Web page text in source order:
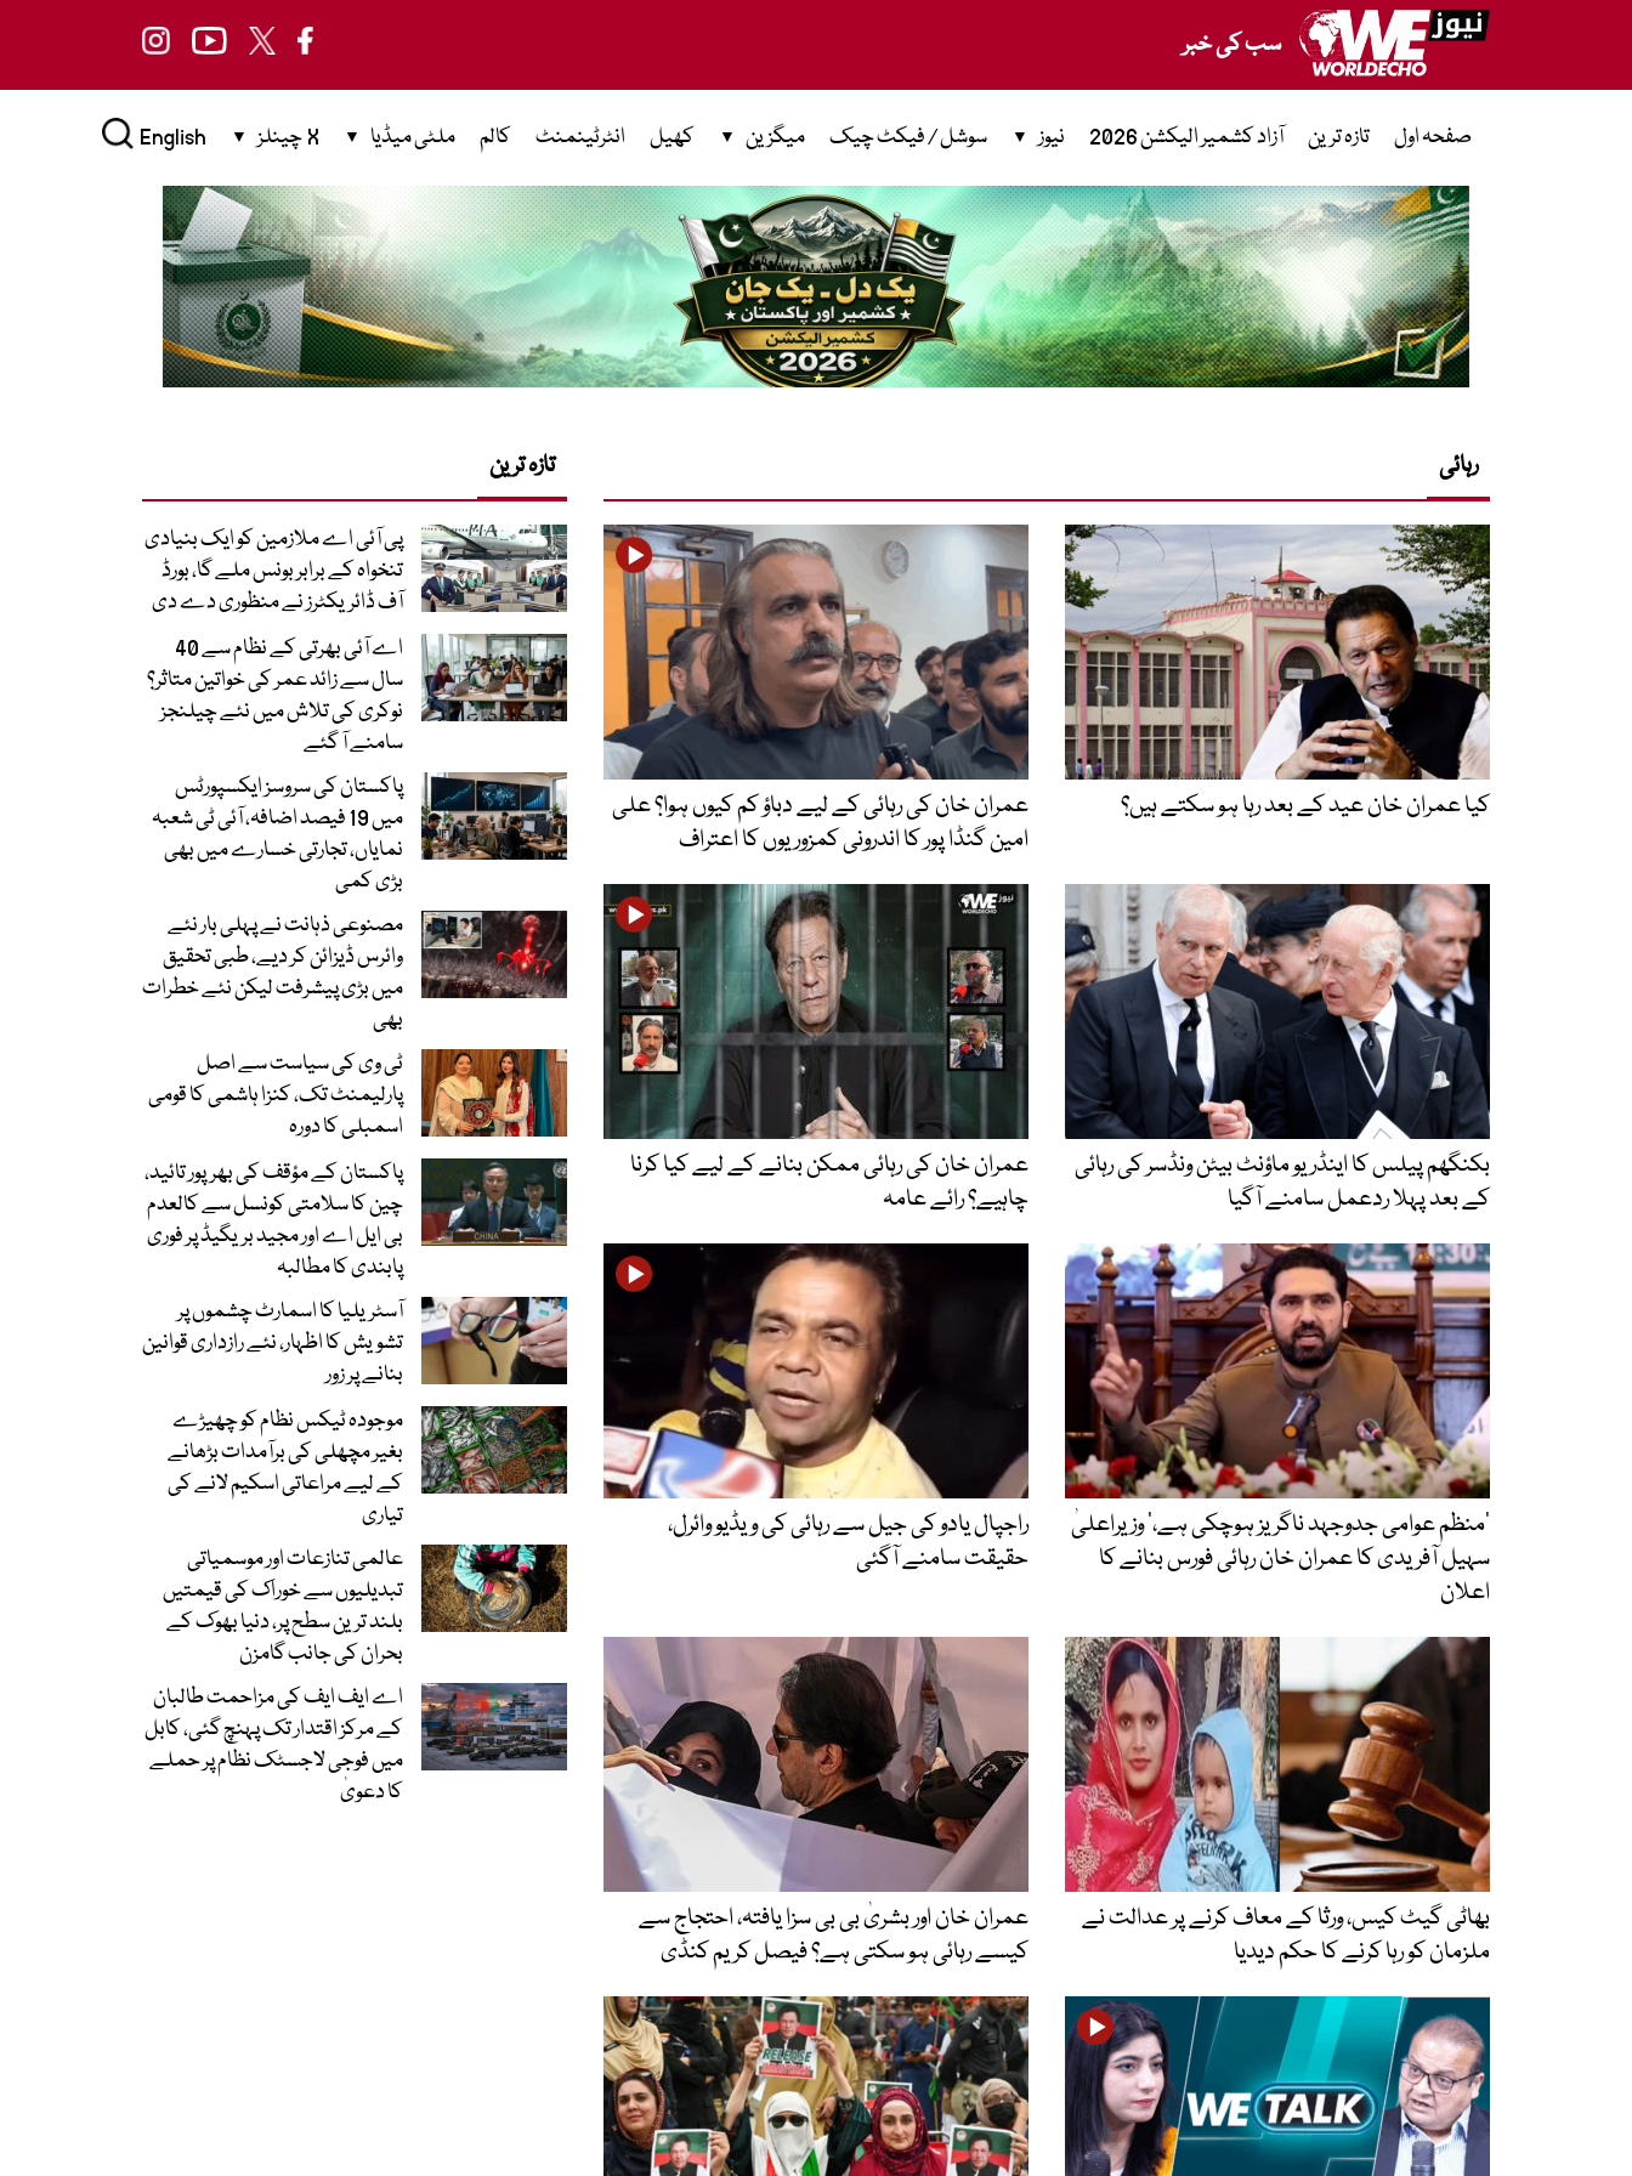
سب کی خبر
صفحہ اول تازہ ترین آزاد کشمیر الیکشن 2026 نیوز سوشل / فیکٹ چیک میگزین کھیل انٹرٹینمنٹ کالم ملٹی میڈیا X چینلز English
رہائی
کیا عمران خان عید کے بعد رہا ہو سکتے ہیں؟
عمران خان کی رہائی کے لیے دباؤ کم کیوں ہوا؟ علی
امین گنڈا پور کا اندرونی کمزوریوں کا اعتراف
بکنگھم پیلس کا اینڈریو ماؤنٹ بیٹن ونڈسر کی رہائی
کے بعد پہلا ردعمل سامنے آگیا
عمران خان کی رہائی ممکن بنانے کے لیے کیا کرنا
چاہیے؟ رائے عامہ
‘منظم عوامی جدوجہد ناگریز ہوچکی ہے،’ وزیراعلیٰ
سہیل آفریدی کا عمران خان رہائی فورس بنانے کا
اعلان
راجپال یادو کی جیل سے رہائی کی ویڈیو وائرل،
حقیقت سامنے آگئی
بھاٹی گیٹ کیس، ورثا کے معاف کرنے پر عدالت نے
ملزمان کو رہا کرنے کا حکم دیدیا
عمران خان اور بشریٰ بی بی سزا یافتہ، احتجاج سے
کیسے رہائی ہو سکتی ہے؟ فیصل کریم کنڈی
تازہ ترین
پی آئی اے ملازمین کو ایک بنیادی
تنخواہ کے برابر بونس ملے گا، بورڈ
آف ڈائریکٹرز نے منظوری دے دی
اے آئی بھرتی کے نظام سے 40
سال سے زائد عمر کی خواتین متاثر؟
نوکری کی تلاش میں نئے چیلنجز
سامنے آ گئے
پاکستان کی سروسز ایکسپورٹس
میں 19 فیصد اضافہ، آئی ٹی شعبہ
نمایاں، تجارتی خسارے میں بھی
بڑی کمی
مصنوعی ذہانت نے پہلی بار نئے
وائرس ڈیزائن کر دیے، طبی تحقیق
میں بڑی پیشرفت لیکن نئے خطرات
بھی
ٹی وی کی سیاست سے اصل
پارلیمنٹ تک، کنزا ہاشمی کا قومی
اسمبلی کا دورہ
پاکستان کے مؤقف کی بھرپور تائید،
چین کا سلامتی کونسل سے کالعدم
بی ایل اے اور مجید بریگیڈ پر فوری
پابندی کا مطالبہ
آسٹریلیا کا اسمارٹ چشموں پر
تشویش کا اظہار، نئے رازداری قوانین
بنانے پر زور
موجودہ ٹیکس نظام کو چھیڑے
بغیر مچھلی کی برآمدات بڑھانے
کے لیے مراعاتی اسکیم لانے کی
تیاری
عالمی تنازعات اور موسمیاتی
تبدیلیوں سے خوراک کی قیمتیں
بلند ترین سطح پر، دنیا بھوک کے
بحران کی جانب گامزن
اے ایف ایف کی مزاحمت طالبان
کے مرکز اقتدار تک پہنچ گئی، کابل
میں فوجی لاجسٹک نظام پر حملے
کا دعویٰ